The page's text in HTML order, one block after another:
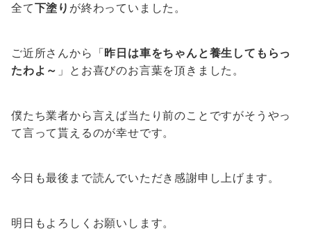
全て下塗り が終わっていました。
ご近所さんから「昨日は車をちゃんと養生してもらっ
たわよ～ 」とお喜びのお言葉を頂きました。
僕たち業者から言えば当たり前のことですがそうやっ
て言って貰えるのが幸せです。
今日も最後まで読んでいただき感謝申し上げます。
明日もよろしくお願いします。